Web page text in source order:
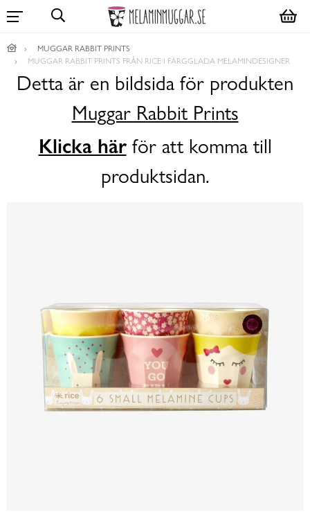
MUGGAR RABBIT PRINTS
MUGGAR RABBIT PRINTS FRÅN RICE I FÄRGGLADA MELAMINDESIGNER
Detta är en bildsida för produkten
Muggar Rabbit Prints
Klicka härför att komma till
produktsidan.